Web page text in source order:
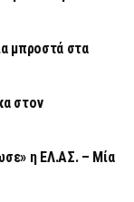
μπροστά στα
στον
η ΕΛ.ΑΣ. – Μία